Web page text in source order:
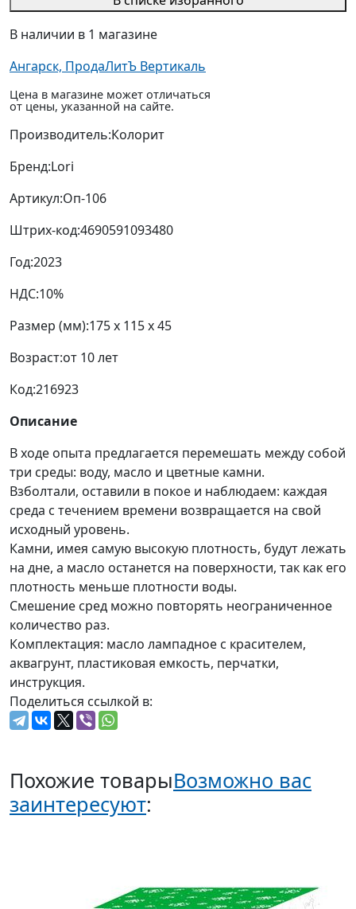
В наличии в 1 магазине
Ангарск, ПродаЛитЪ Вертикаль
Цена в магазине может отличаться
от цены, указанной на сайте.
Производитель:Колорит
Бренд:Lori
Артикул:Оп-106
Штрих-код:4690591093480
Год:2023
НДС:10%
Размер (мм):175 x 115 x 45
Возраст:от 10 лет
Код:216923
Описание
В ходе опыта предлагается перемешать между собой
три среды: воду, масло и цветные камни.
Взболтали, оставили в покое и наблюдаем: каждая
среда с течением времени возвращается на свой
исходный уровень.
Камни, имея самую высокую плотность, будут лежать
на дне, а масло останется на поверхности, так как его
плотность меньше плотности воды.
Смешение сред можно повторять неограниченное
количество раз.
Комплектация: масло лампадное с красителем,
аквагрунт, пластиковая емкость, перчатки,
инструкция.
Поделиться ссылкой в:
Похожие товарыВозможно вас
заинтересуют: